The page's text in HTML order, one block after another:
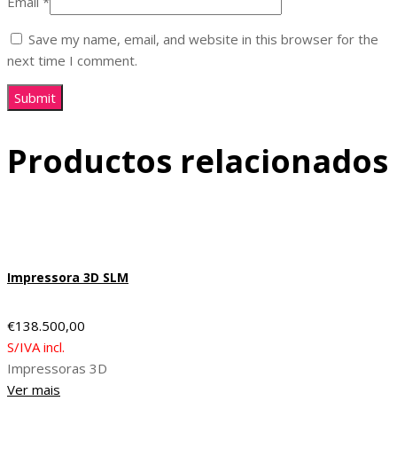
Save my name, email, and website in this browser for the
next time I comment.
Productos relacionados
Impressora 3D SLM
€138.500,00
S/IVA incl.
Impressoras 3D
Ver mais